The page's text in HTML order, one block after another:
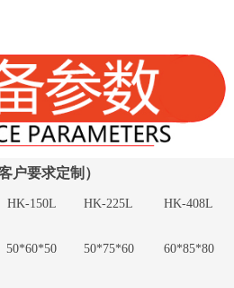
户要求定制）
HK-150L HK-225L HK-408L
50*60*50 50*75*60 60*85*80